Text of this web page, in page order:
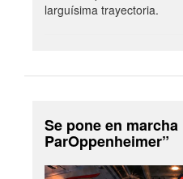
larguísima trayectoria.
Se pone en
ParOppenheimer”